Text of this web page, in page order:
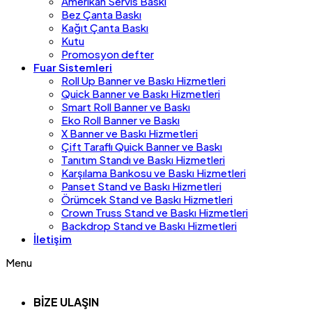
Bez Çanta Baskı
Kağıt Çanta Baskı
Kutu
Promosyon defter
Fuar Sistemleri
Roll Up Banner ve Baskı Hizmetleri
Quick Banner ve Baskı Hizmetleri
Smart Roll Banner ve Baskı
Eko Roll Banner ve Baskı
X Banner ve Baskı Hizmetleri
Çift Taraflı Quick Banner ve Baskı
Tanıtım Standı ve Baskı Hizmetleri
Karşılama Bankosu ve Baskı Hizmetleri
Panset Stand ve Baskı Hizmetleri
Örümcek Stand ve Baskı Hizmetleri
Crown Truss Stand ve Baskı Hizmetleri
Backdrop Stand ve Baskı Hizmetleri
İletişim
Menu
BİZE ULAŞIN